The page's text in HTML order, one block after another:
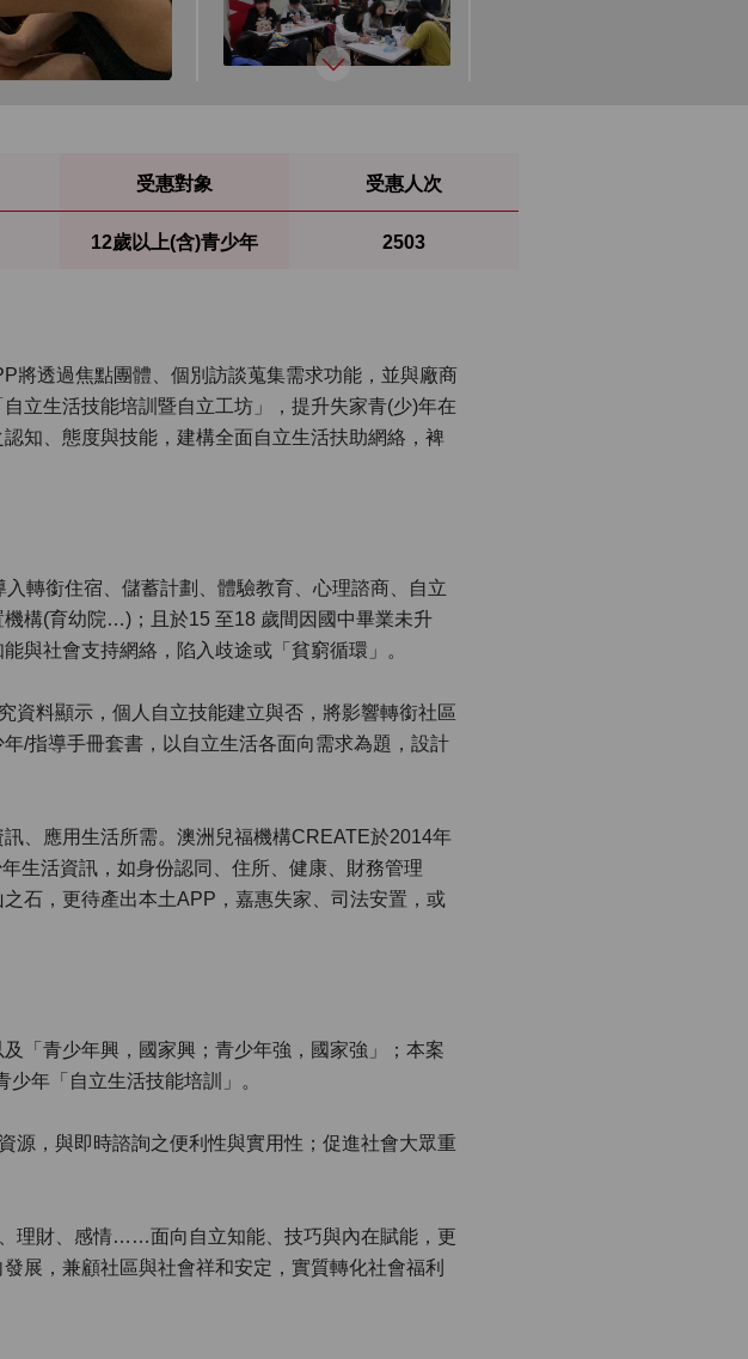
受惠對象
12歲以上(含)青少年
受惠人次
2503
將透過焦點團體、個別訪談蒐集需求功能，並與廠商
立生活技能培訓暨自立工坊」，提升失家青(少)年在
知、態度與技能，建構全面自立生活扶助網絡，裨
轉銜住宿、儲蓄計劃、體驗教育、心理諮商、自立
構(育幼院…)；且於15 至18 歲間因國中畢業未升
與社會支持網絡，陷入歧途或「貧窮循環」。
資料顯示，個人自立技能建立與否，將影響轉銜社區
/指導手冊套書，以自立生活各面向需求為題，設計
、應用生活所需。澳洲兒福機構CREATE於2014年
生活資訊，如身份認同、住所、健康、財務管理
石，更待產出本土APP，嘉惠失家、司法安置，或
「青少年興，國家興；青少年強，國家強」；本案
年「自立生活技能培訓」。
源，與即時諮詢之便利性與實用性；促進社會大眾重
理財、感情……面向自立知能、技巧與內在賦能，更
展，兼顧社區與社會祥和安定，實質轉化社會福利